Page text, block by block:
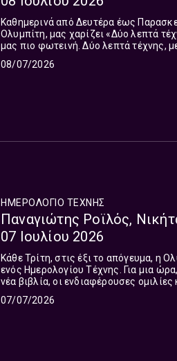
Καθημερινά από Δευτέρα έως
Ολυμπίτη, μας χαρίζει «Δύο λεπτά
μας πιο φωτεινή. Δύο λεπτά τέχνης,
08/07/2026
ΗΜΕΡΟΛΟΓΙΟ ΤΕΧΝΗΣ
Παναγιώτης Ροϊλός,
07 Ιουλίου 2026
Κάθε Τρίτη, στις έξι το απόγευμα, η
ενός Ημερολογίου Τέχνης. Για μια
νέα βιβλία, οι ενδιαφέρουσες
καθένας στο δικό του ημερολόγιο
07/07/2026